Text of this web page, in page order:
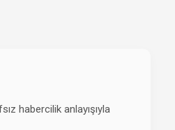
habercilik anlayışıyla